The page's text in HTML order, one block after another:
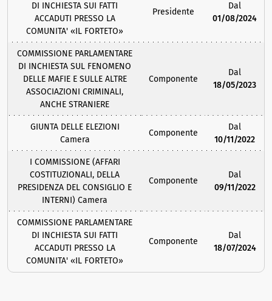
DI INCHIESTA SUI FATTI
ACCADUTI PRESSO LA
COMUNITA' «IL FORTETO»
Presidente
Dal
01/08/2024
COMMISSIONE PARLAMENTARE
DI INCHIESTA SUL FENOMENO
DELLE MAFIE E SULLE ALTRE
ASSOCIAZIONI CRIMINALI,
ANCHE STRANIERE
Componente
Dal
18/05/2023
GIUNTA DELLE ELEZIONI
Camera
Componente
Dal
10/11/2022
I COMMISSIONE (AFFARI
COSTITUZIONALI, DELLA
PRESIDENZA DEL CONSIGLIO E
INTERNI) Camera
Componente
Dal
09/11/2022
COMMISSIONE PARLAMENTARE
DI INCHIESTA SUI FATTI
ACCADUTI PRESSO LA
COMUNITA' «IL FORTETO»
Componente
Dal
18/07/2024